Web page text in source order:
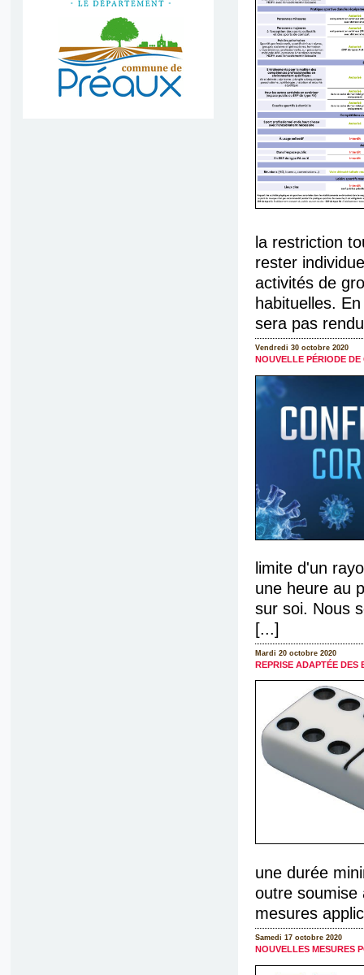
la restriction
rester
activités de
habituelles.
sera pas
Vendredi 30 octobre 2020
NOUVELLE PÉRIODE DE
limite d'un
une heure au
sur soi. Nous
[...]
Mardi 20 octobre 2020
REPRISE ADAPTÉE DES
une durée
outre soumise
mesures
Samedi 17 octobre 2020
NOUVELLES MESURES